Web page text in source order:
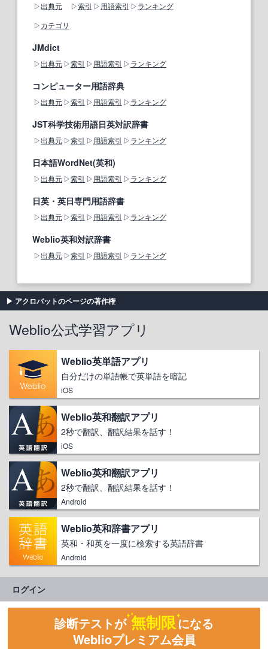
出典元 索引 用語索引
ランキング
カテゴリ
JMdict
出典元 索引 用語索引 ランキング
コンピューター用語辞典
出典元 索引 用語索引 ランキング
JST科学技術用語日英対訳辞書
出典元 索引 用語索引 ランキング
日本語WordNet(英和)
出典元 索引 用語索引 ランキング
日英・英日専門用語辞書
出典元 索引 用語索引 ランキング
Weblio英和対訳辞書
出典元 索引 用語索引 ランキング
アクロバットのページの著作権
Weblio公式学習アプリ
Weblio英単語アプリ
自分だけの単語帳で英単語を暗記
iOS
Weblio英和翻訳アプリ
2秒で翻訳、翻訳結果を話す！
iOS
Weblio英和翻訳アプリ
2秒で翻訳、翻訳結果を話す！
Android
Weblio英和辞書アプリ
英和・和英を一度に検索する英語辞書
Android
ログイン
診断テストが 無制限になる
Weblioプレミアム会員